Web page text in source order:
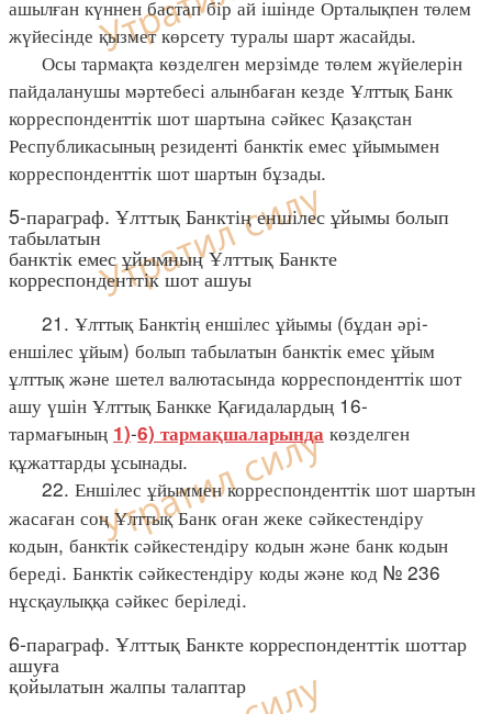
ашылған күннен бастап бір ай ішінде Орталықпен төлем
жүйесінде қызмет көрсету туралы шарт жасайды.
Осы тармақта көзделген мерзімде төлем жүйелерін
пайдаланушы мәртебесі алынбаған кезде Ұлттық Банк
корреспонденттік шот шартына сәйкес Қазақстан
Республикасының резиденті банктік емес ұйымымен
корреспонденттік шот шартын бұзады.
5-параграф. Ұлттық Банктің еншілес ұйымы болып
табылатын
банктік емес ұйымның Ұлттық Банкте
корреспонденттік шот ашуы
21. Ұлттық Банктің еншілес ұйымы (бұдан әрі-
еншілес ұйым) болып табылатын банктік емес ұйым
ұлттық және шетел валютасында корреспонденттік шот
ашу үшін Ұлттық Банкке Қағидалардың 16-
тармағының 1)-6) тармақшаларында көзделген
құжаттарды ұсынады.
22. Еншілес ұйыммен корреспонденттік шот шартын
жасаған соң Ұлттық Банк оған жеке сәйкестендіру
кодын, банктік сәйкестендіру кодын және банк кодын
береді. Банктік сәйкестендіру коды және код № 236
нұсқаулыққа сәйкес беріледі.
6-параграф. Ұлттық Банкте корреспонденттік шоттар
ашуға
қойылатын жалпы талаптар